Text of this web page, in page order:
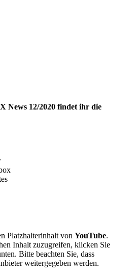
News 12/2020 findet ihr die
Platzhalterinhalt von YouTube.
Inhalt zuzugreifen, klicken Sie
Bitte beachten Sie, dass
weitergegeben werden.